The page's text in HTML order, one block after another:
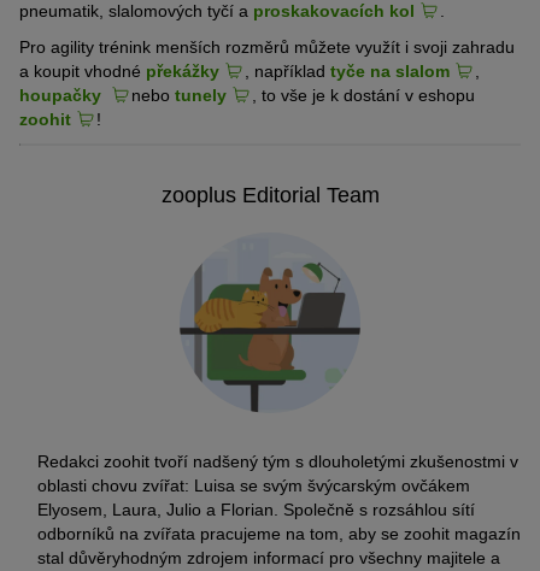
pneumatik, slalomových tyčí a proskakovacích kol
Pro agility trénink menších rozměrů můžete využít i svoji zahradu
a koupit vhodné překážky , například tyče na slalom
houpačky
nebo tunely
, to vše je k dostání v eshopu
zoohit
!
zooplus Editorial Team
Redakci zoohit tvoří nadšený tým s dlouholetými zkušenostmi v
oblasti chovu zvířat: Luisa se svým švýcarským ovčákem
Elyosem, Laura, Julio a Florian. Společně s rozsáhlou sítí
odborníků na zvířata pracujeme na tom, aby se zoohit magazín
stal důvěryhodným zdrojem informací pro všechny majitele a